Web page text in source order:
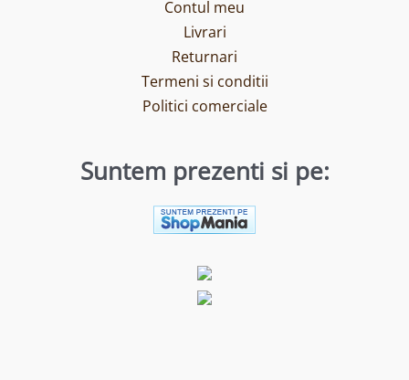
Contul meu
Livrari
Returnari
Termeni si conditii
Politici comerciale
Suntem prezenti si pe: